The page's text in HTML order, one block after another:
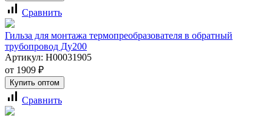
signal_cellular_alt Сравнить
Гильза для монтажа термопреобразователя в обратный
трубопровод Ду200
Артикул: Н00031905
от 1909 ₽
Купить оптом
signal_cellular_alt Сравнить